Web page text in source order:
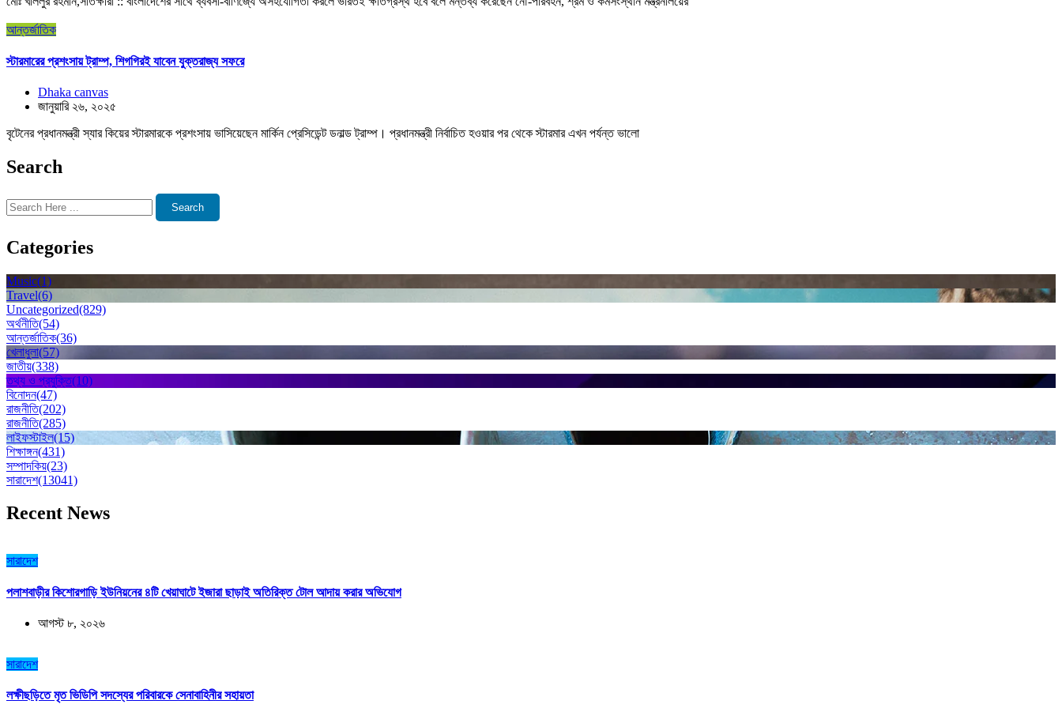
আন্তর্জাতিক
স্টারমারের প্রশংসায় ট্রাম্প, শিগগিরই যাবেন যুক্তরাজ্য সফরে
Dhaka canvas
জানুয়ারি ২৬, ২০২৫
বৃটেনের প্রধানমন্ত্রী স্যার কিয়ের স্টারমারকে প্রশংসায় ভাসিয়েছেন মার্কিন প্রেসিডেন্ট ডনাল্ড ট্রাম্প। প্রধানমন্ত্রী নির্বাচিত হওয়ার পর থেকে স্টারমার এখন পর্যন্ত ভালো
Search
Search
Categories
Music(1)
Travel(6)
Uncategorized(829)
অর্থনীতি(54)
আন্তর্জাতিক(36)
খেলাধুলা(57)
জাতীয়(338)
তথ্য ও প্রযুক্তি(10)
বিনোদন(47)
রাজনীতি(202)
রাজনীতি(285)
লাইফস্টাইল(15)
শিক্ষাঙ্গন(431)
সম্পাদকিয়(23)
সারাদেশ(13041)
Recent News
সারাদেশ
পলাশবাড়ীর কিশোরগাড়ি ইউনিয়নের ৪টি খেয়াঘাটে ইজারা ছাড়াই অতিরিক্ত টোল আদায় করার অভিযোগ
আগস্ট ৮, ২০২৬
সারাদেশ
লক্ষীছড়িতে মৃত ভিডিপি সদস্যের পরিবারকে সেনাবাহিনীর সহায়তা